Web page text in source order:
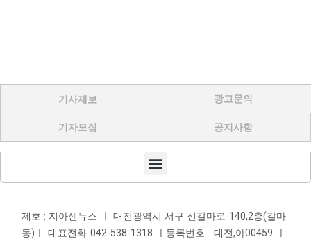
기사제보 광고문의
기자모집 공지사항
제호 : 지아센뉴스 ㅣ 대전광역시 서구 신갈마로 140,2층(갈마
동)ㅣ 대표전화 042-538-1318 ㅣ등록번호 : 대전,아00459 ㅣ